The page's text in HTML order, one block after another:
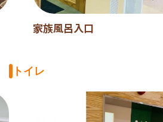
家族風呂入口
トイレ